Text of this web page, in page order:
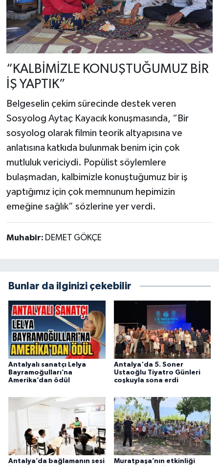
“KALBİMİZLE KONUŞTUĞUMUZ BİR
İŞ YAPTIK”
Belgeselin çekim sürecinde destek veren
Sosyolog Aytaç Kayacık konuşmasında, “Bir
sosyolog olarak filmin teorik altyapısına ve
anlatısına katkıda bulunmak benim için çok
mutluluk vericiydi. Popülist söylemlere
bulaşmadan, kalbimizle konuştuğumuz bir iş
yaptığımız için çok memnunum hepimizin
emeğine sağlık” sözlerine yer verdi.
Muhabir: DEMET GÖKÇE
Bunlar da ilginizi çekebilir
Antalyalı sanatçı Lelya
Bayramoğulları’na
Amerika’dan ödül
Antalya'da 5. Soner
Ustaoğlu Tiyatro Günleri
coşkuyla sona erdi
Antalya’da bağlamanın sesi
Muratpaşa’nın etkinliği